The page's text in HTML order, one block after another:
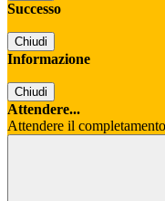
Successo
Chiudi
Informazione
Chiudi
Attendere...
Attendere il